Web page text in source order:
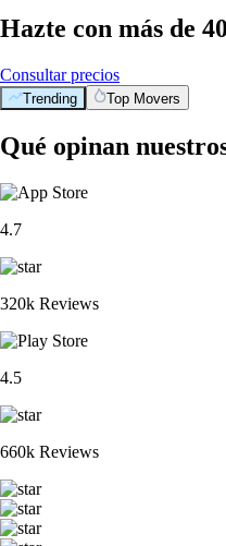
Hazte con más de
Consultar precios
Trending Top Movers
Qué opinan
4.7
320k Reviews
4.5
660k Reviews